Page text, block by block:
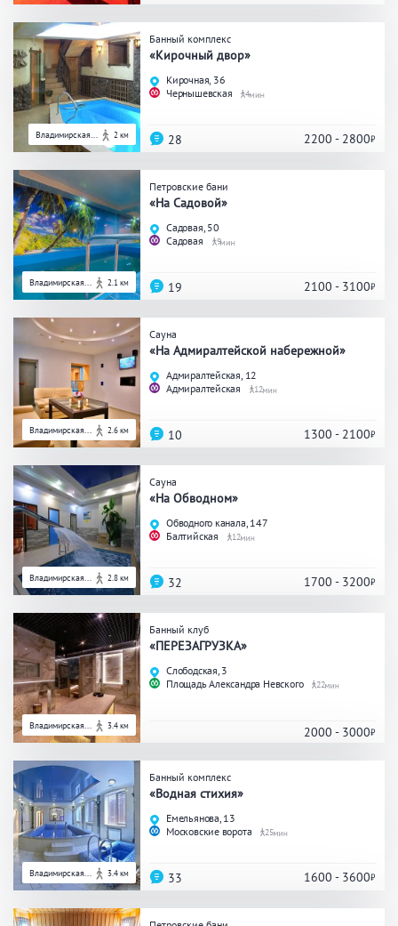
Развлечения
Бильярд
Кальян
Настольные игры
Кухня
Мангал/ барбекю
Заказ по меню
Удобства
На берегу водоема
Комната отдыха
Собственная парковка
Детская комната
Сеновал
ПРИМЕНИТЬ ФИЛЬТРЫ
Владимирская... 2 км
Банный комплекс
«Кирочный двор»
Кирочная, 36
Чернышевская
4
2200 - 2800
28
Владимирская... 2.1 км
Петровские бани
«На Садовой»
Садовая, 50
Садовая
9
2100 - 3100
19
Владимирская... 2.6 км
Сауна
«На Адмиралтейской набережной»
Адмиралтейская, 12
Адмиралтейская
12
1300 - 2100
10
Владимирская... 2.8 км
Сауна
«На Обводном»
Обводного канала, 147
Балтийская
12
1700 - 3200
32
Владимирская... 3.4 км
Банный клуб
«ПЕРЕЗАГРУЗКА»
Слободская, 3
Площадь Александра Невского
22
2000 - 3000
Владимирская... 3.4 км
Банный комплекс
«Водная стихия»
Емельянова, 13
Московские ворота
25
1600 - 3600
33